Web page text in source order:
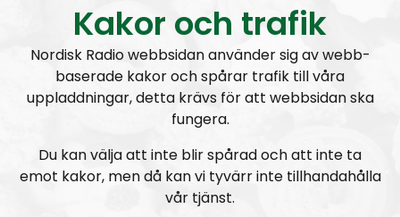
Kakor och trafik
Nordisk Radio webbsidan använder sig av webb-
baserade kakor och spårar trafik till våra
uppladdningar, detta krävs för att webbsidan ska
fungera.
Du kan välja att inte blir spårad och att inte ta
emot kakor, men då kan vi tyvärr inte tillhandahålla
vår tjänst.